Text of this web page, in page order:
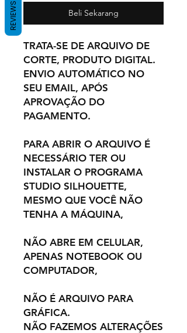
Beli Sekarang
TRATA-SE DE ARQUIVO DE
CORTE, PRODUTO DIGITAL.
ENVIO AUTOMÁTICO NO
SEU EMAIL, APÓS
APROVAÇÃO DO
PAGAMENTO.
PARA ABRIR O ARQUIVO É
NECESSÁRIO TER OU
INSTALAR O PROGRAMA
STUDIO SILHOUETTE,
MESMO QUE VOCÊ NÃO
TENHA A MÁQUINA,
NÃO ABRE EM CELULAR,
APENAS NOTEBOOK OU
COMPUTADOR,
NÃO É ARQUIVO PARA
GRÁFICA.
NÃO FAZEMOS ALTERAÇÕES
REVIEWS